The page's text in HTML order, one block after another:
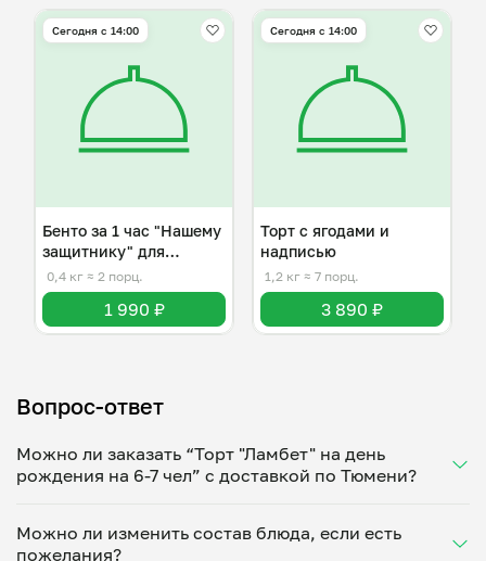
Сегодня с 14:00
Бенто за 1 час "Нашему
защитнику" для
мужчины
0,4 кг ≈ 2 порц.
1 990 ₽
Сегодня с 14:00
Торт с ягодами и
надписью
1,2 кг ≈ 7 порц.
3 890 ₽
Вопрос-ответ
Можно ли заказать “Торт "Ламбет" на день
рождения на 6-7 чел” с доставкой по Тюмени?
Укажите удобное время — и получите свежее
Можно ли изменить состав блюда, если есть
пожелания?